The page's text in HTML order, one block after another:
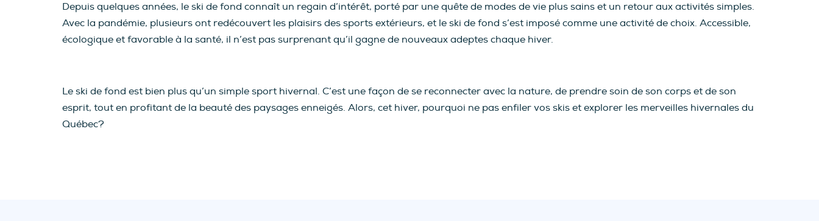
Depuis quelques années, le ski de fond connaît un regain d’intérêt, porté par une quête de modes de vie plus sains et un retour aux activités simples.
Avec la pandémie, plusieurs ont redécouvert les plaisirs des sports extérieurs, et le ski de fond s’est imposé comme une activité de choix. Accessible,
écologique et favorable à la santé, il n’est pas surprenant qu’il gagne de nouveaux adeptes chaque hiver.
Le ski de fond est bien plus qu’un simple sport hivernal. C’est une façon de se reconnecter avec la nature, de prendre soin de son corps et de son
esprit, tout en profitant de la beauté des paysages enneigés. Alors, cet hiver, pourquoi ne pas enfiler vos skis et explorer les merveilles hivernales du
Québec?